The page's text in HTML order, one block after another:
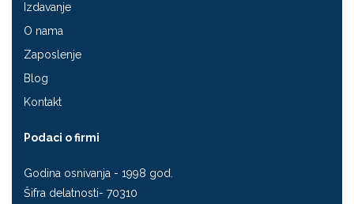
Izdavanje
O nama
Zaposlenje
Blog
Kontakt
Podaci o firmi
Godina osnivanja - 1998 god.
Šifra delatnosti- 70310